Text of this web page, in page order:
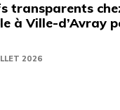
transparents
à Ville-d’Avray
2026